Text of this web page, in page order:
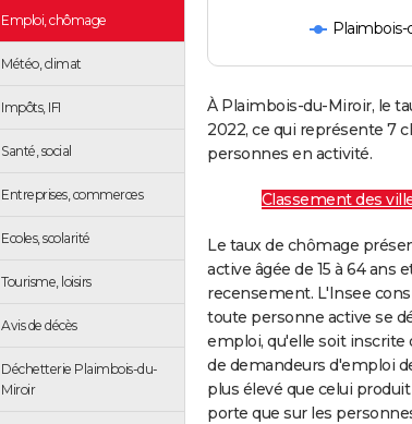
Emploi, chômage
Météo, climat
Impôts, IFI
Santé, social
Entreprises, commerces
Ecoles, scolarité
Tourisme, loisirs
Avis de décès
Déchetterie Plaimbois-du-
Miroir
Plaimbois-
À Plaimbois-du-Miroir, le
2022, ce qui représente 7
personnes en activité.
Classement des
Le taux de chômage
active âgée de 15 à 64 ans
recensement. L'Insee
toute personne active se
emploi, qu'elle soit inscrite
de demandeurs d'emploi
plus élevé que celui
porte que sur les